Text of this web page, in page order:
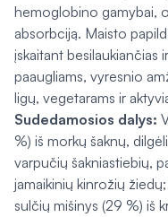
hemoglobino gamybai,
absorbciją. Maisto
įskaitant besilaukiančias
paaugliams, vyresnio
ligų, vegetarams ir
Sudedamosios dalys:
%) iš morkų šaknų,
varpučių šakniastiebių,
jamaikinių kinrožių
sulčių mišinys (29 %) iš